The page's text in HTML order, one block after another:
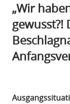
„Wir